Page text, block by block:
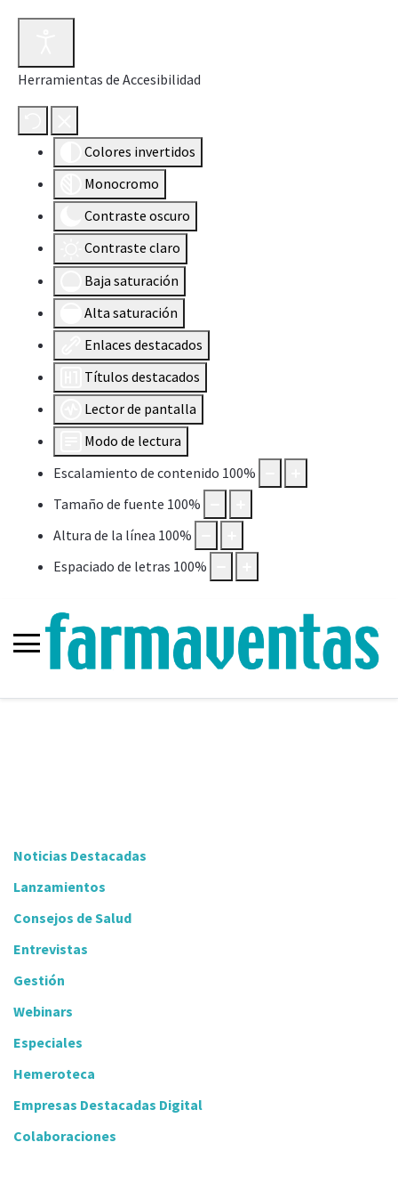
Herramientas de Accesibilidad
Colores invertidos
Monocromo
Contraste oscuro
Contraste claro
Baja saturación
Alta saturación
Enlaces destacados
Títulos destacados
Lector de pantalla
Modo de lectura
Escalamiento de contenido 100%
Tamaño de fuente 100%
Altura de la línea 100%
Espaciado de letras 100%
Noticias Destacadas
Lanzamientos
Consejos de Salud
Entrevistas
Gestión
Webinars
Especiales
Hemeroteca
Empresas Destacadas Digital
Colaboraciones